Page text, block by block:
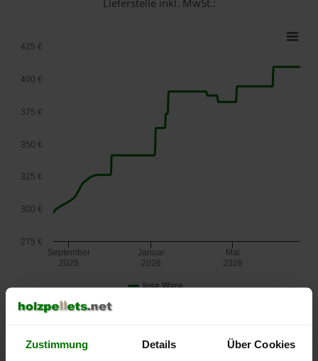
Zustimmung Details Über Cookies
lose Ware
September
2025
Januar
2026
Mai
2026
275 €
300 €
325 €
350 €
375 €
400 €
425 €
Die aktuelle Preisentwicklung für Holzpellets in Österreich
nachvollziehen.